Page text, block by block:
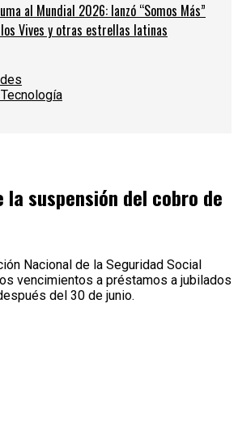
al Mundial 2026: lanzó “Somos Más”
Vives y otras estrellas latinas
la suspensión del cobro de
Nacional de la Seguridad Social
vencimientos a préstamos a jubilados
del 30 de junio.